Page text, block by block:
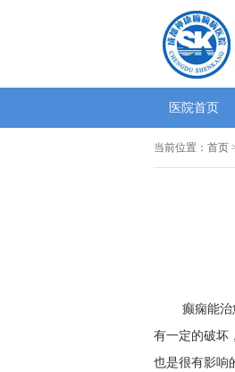
医院首页
当前位置： 首页
癫痫能
有一定的破坏
也是很有影响